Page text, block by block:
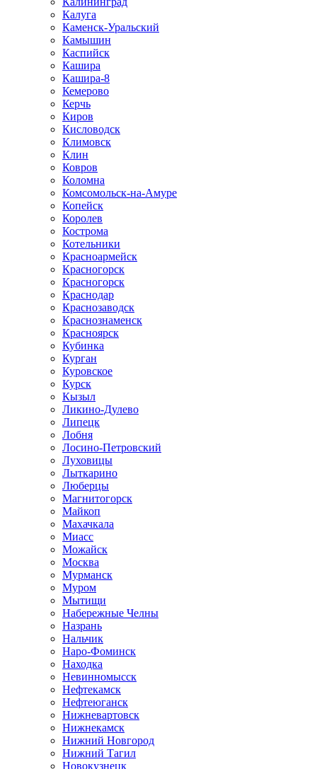
Калуга
Каменск-Уральский
Камышин
Каспийск
Кашира
Кашира-8
Кемерово
Керчь
Киров
Кисловодск
Климовск
Клин
Ковров
Коломна
Комсомольск-на-Амуре
Копейск
Королев
Кострома
Котельники
Красноармейск
Красногорск
Красногорск
Краснодар
Краснозаводск
Краснознаменск
Красноярск
Кубинка
Курган
Куровское
Курск
Кызыл
Ликино-Дулево
Липецк
Лобня
Лосино-Петровский
Луховицы
Лыткарино
Люберцы
Магнитогорск
Майкоп
Махачкала
Миасс
Можайск
Москва
Мурманск
Муром
Мытищи
Набережные Челны
Назрань
Нальчик
Наро-Фоминск
Находка
Невинномысск
Нефтекамск
Нефтеюганск
Нижневартовск
Нижнекамск
Нижний Новгород
Нижний Тагил
Новокузнецк